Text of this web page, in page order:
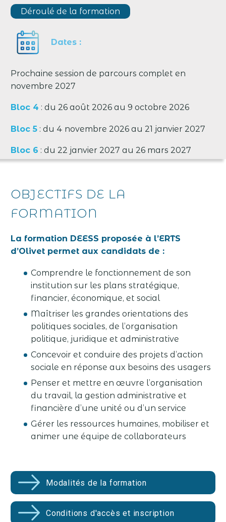
Déroulé de la formation
Dates :
Prochaine session de parcours complet en
novembre 2027
Bloc 4 : du 26 août 2026 au 9 octobre 2026
Bloc 5 : du 4 novembre 2026 au 21 janvier 2027
Bloc 6 : du 22 janvier 2027 au 26 mars 2027
OBJECTIFS DE LA
FORMATION
La formation DEESS proposée à l’ERTS
d’Olivet permet aux candidats de :
Comprendre le fonctionnement de son
institution sur les plans stratégique,
financier, économique, et social
Maîtriser les grandes orientations des
politiques sociales, de l’organisation
politique, juridique et administrative
Concevoir et conduire des projets d’action
sociale en réponse aux besoins des usagers
Penser et mettre en œuvre l’organisation
du travail, la gestion administrative et
financière d’une unité ou d’un service
Gérer les ressources humaines, mobiliser et
animer une équipe de collaborateurs
Modalités de la formation
Conditions d'accès et inscription